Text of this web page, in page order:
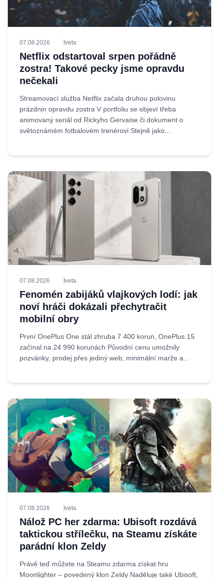
07.08.2026 Iveta
Netflix odstartoval srpen pořádně
zostra! Takové pecky jsme opravdu
nečekali
Streamovací služba Netflix začala druhou polovinu
prázdnin opravdu zostra V portfoliu se objeví třeba
animovaný seriál od Rickyho Gervaise či dokument o
světoznámém fotbalovém trenérovi Stejně jako...
07.08.2026 Iveta
Fenomén zabijáků vlajkových lodí: jak
noví hráči dokázali přechytračit
mobilní obry
První OnePlus One stál zhruba 7 400 korun, OnePlus 15
začínal na 24 990 korunách Původní cenu umožnily
pozvánky, prodej přes jediný web, minimální marže a...
07.08.2026 Iveta
Nálož PC her zdarma: Ubisoft rozdává
taktickou střílečku, na Steamu získáte
parádní klon Zeldy
Právě teď můžete na Steamu zdarma získat hru
Moonlighter – povedený klon Zeldy Naděluje také Ubisoft,